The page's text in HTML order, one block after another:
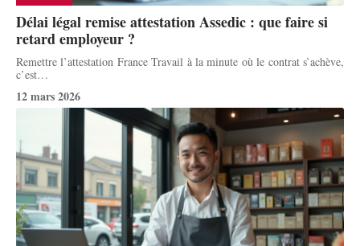
Délai légal remise attestation Assedic : que faire si
retard employeur ?
Remettre l’attestation France Travail à la minute où le contrat s’achève,
c’est…
12 mars 2026